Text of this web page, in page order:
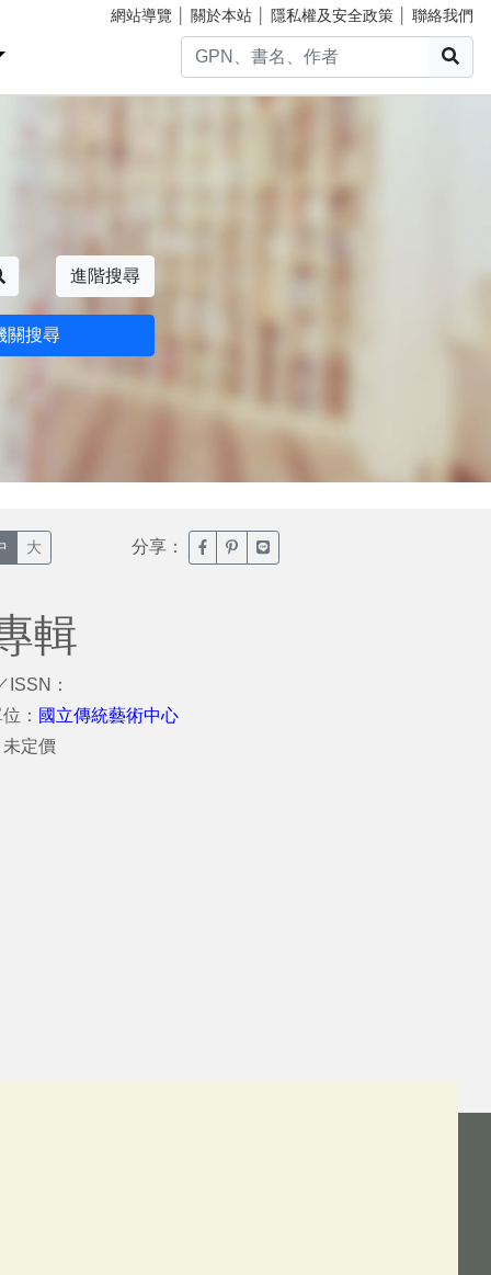
網站導覽 關於本站 隱私權及安全政策 聯絡我們
進階搜尋
關搜尋
大 分享： 臉書分享(另開新視窗)
噗浪分享(另開新視窗)
Line分享(另開新視窗)
輯
ISSN：
： 國立傳統藝術中心
定價